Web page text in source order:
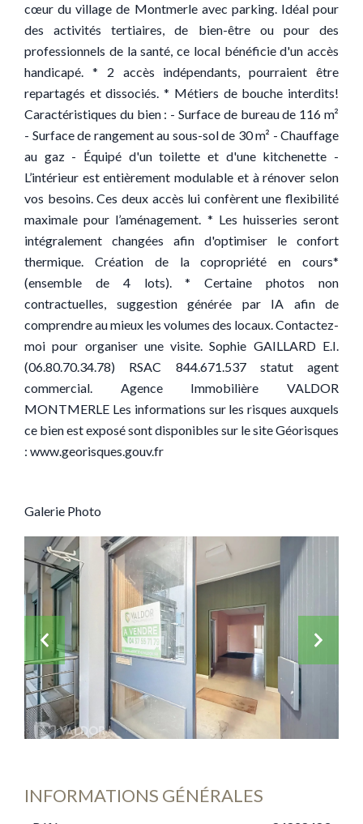
cœur du village de Montmerle avec parking. Idéal pour
des activités tertiaires, de bien-être ou pour des
professionnels de la santé, ce local bénéficie d'un accès
handicapé. * 2 accès indépendants, pourraient être
repartagés et dissociés. * Métiers de bouche interdits!
Caractéristiques du bien : - Surface de bureau de 116 m²
- Surface de rangement au sous-sol de 30 m² - Chauffage
au gaz - Équipé d'un toilette et d'une kitchenette -
L’intérieur est entièrement modulable et à rénover selon
vos besoins. Ces deux accès lui confèrent une flexibilité
maximale pour l’aménagement. * Les huisseries seront
intégralement changées afin d'optimiser le confort
thermique. Création de la copropriété en cours*
(ensemble de 4 lots). * Certaine photos non
contractuelles, suggestion générée par IA afin de
comprendre au mieux les volumes des locaux. Contactez-
moi pour organiser une visite. Sophie GAILLARD E.I.
(06.80.70.34.78) RSAC 844.671.537 statut agent
commercial. Agence Immobilière VALDOR
MONTMERLE Les informations sur les risques auxquels
ce bien est exposé sont disponibles sur le site Géorisques
: www.georisques.gouv.fr
Galerie Photo
INFORMATIONS GÉNÉRALES